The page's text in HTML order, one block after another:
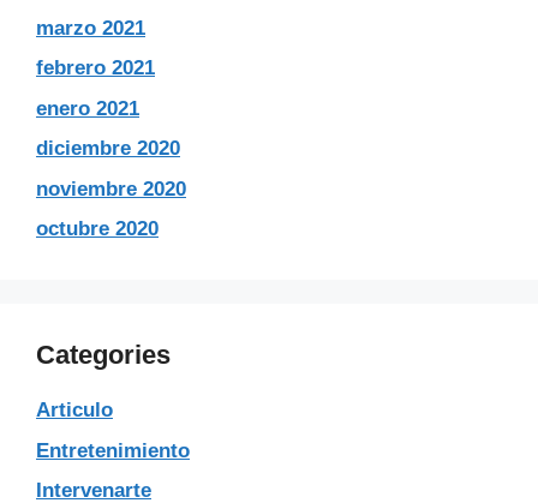
marzo 2021
febrero 2021
enero 2021
diciembre 2020
noviembre 2020
octubre 2020
Categories
Articulo
Entretenimiento
Intervenarte